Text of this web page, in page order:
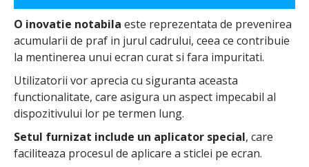
O inovatie notabila este reprezentata de prevenirea
acumularii de praf in jurul cadrului, ceea ce contribuie
la mentinerea unui ecran curat si fara impuritati.
Utilizatorii vor aprecia cu siguranta aceasta
functionalitate, care asigura un aspect impecabil al
dispozitivului lor pe termen lung.
Setul furnizat include un aplicator special, care
faciliteaza procesul de aplicare a sticlei pe ecran.